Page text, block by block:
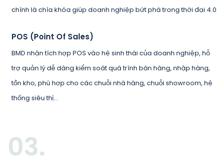
chính là chìa khóa giúp doanh nghiệp bứt phá trong thời đại 4.0
POS (Point Of Sales)
BMD nhận tích hợp POS vào hệ sinh thái của doanh nghiệp, hỗ
trợ quản lý dễ dàng kiểm soát quá trình bán hàng, nhập hàng,
tồn kho, phù hợp cho các chuỗi nhà hàng, chuỗi showroom, hệ
thống siêu thị…
03.